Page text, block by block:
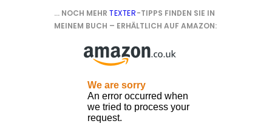
… NOCH MEHR TEXTER-TIPPS FINDEN SIE IN
MEINEM BUCH – ERHÄLTLICH AUF AMAZON: